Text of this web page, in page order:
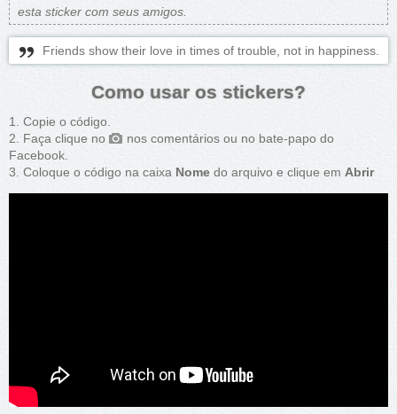
esta sticker com seus amigos.
Friends show their love in times of trouble, not in happiness.
Como usar os stickers?
Copie o código.
Faça clique no
nos comentários ou no bate-papo do
Facebook.
Coloque o código na caixa Nome do arquivo e clique em Abrir